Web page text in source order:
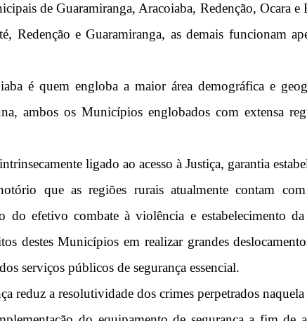
de Guaramiranga, Aracoiaba, Redenção, Ocara e
Redenção e Guaramiranga, as demais funcionam
é quem engloba a maior área demográfica e
ambos os Municípios englobados com extensa
ligado ao acesso à Justiça, garantia
que as regiões rurais atualmente contam com
efetivo combate à violência e estabelecimento
destes Municípios em realizar grandes
serviços públicos de segurança essencial.
reduz a resolutividade dos crimes perpetrados